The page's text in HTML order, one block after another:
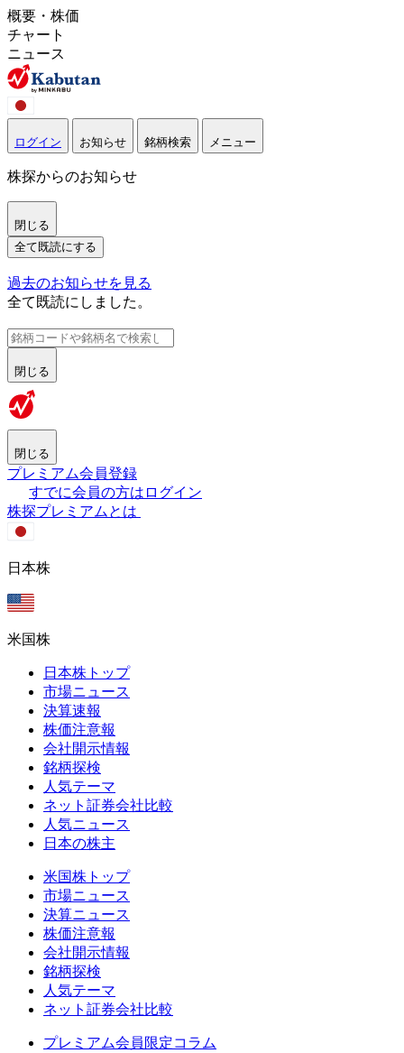
概要・株価
チャート
ニュース
ログイン お知らせ 銘柄検索 メニュー
株探からのお知らせ
閉じる
全て既読にする
過去のお知らせを見る
全て既読にしました。
閉じる
閉じる
プレミアム会員登録
すでに会員の方はログイン
株探プレミアムとは
日本株
米国株
日本株トップ
市場ニュース
決算速報
株価注意報
会社開示情報
銘柄探検
人気テーマ
ネット証券会社比較
人気ニュース
日本の株主
米国株トップ
市場ニュース
決算ニュース
株価注意報
会社開示情報
銘柄探検
人気テーマ
ネット証券会社比較
プレミアム会員限定コラム